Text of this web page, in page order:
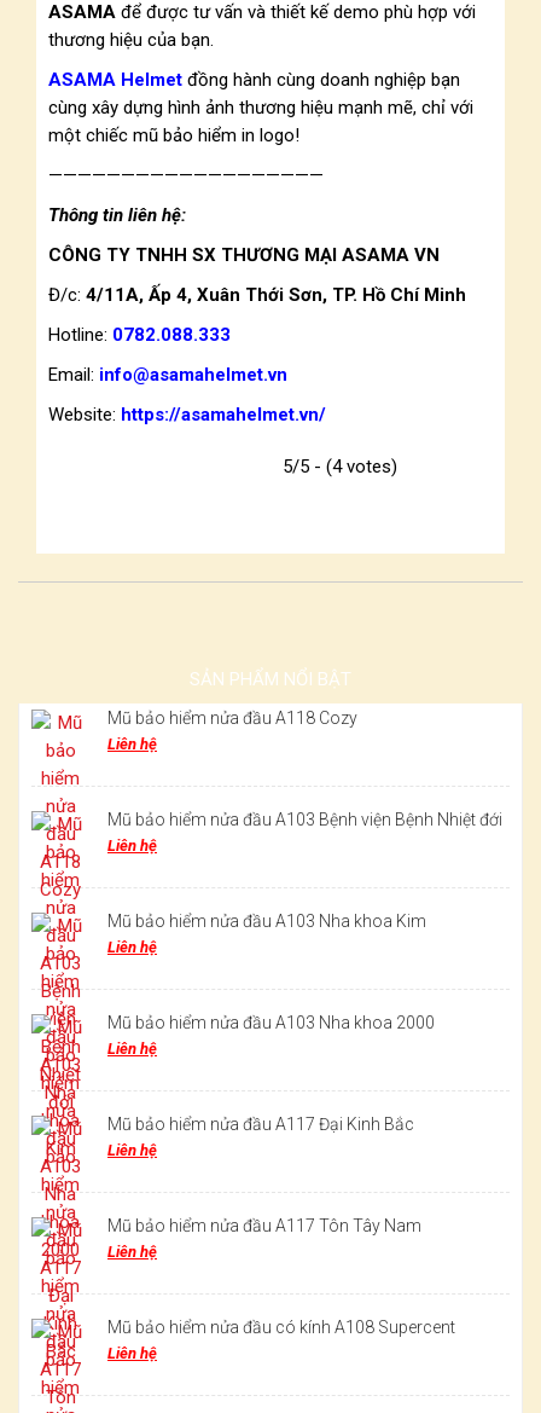
ASAMA để được tư vấn và thiết kế demo phù hợp với
thương hiệu của bạn.
ASAMA Helmet đồng hành cùng doanh nghiệp bạn
cùng xây dựng hình ảnh thương hiệu mạnh mẽ, chỉ với
một chiếc mũ bảo hiểm in logo!
———————————————————
Thông tin liên hệ:
CÔNG TY TNHH SX THƯƠNG MẠI ASAMA VN
Đ/c: 4/11A, Ấp 4, Xuân Thới Sơn, TP. Hồ Chí Minh
Hotline: 0782.088.333
Email: info@asamahelmet.vn
Website: https://asamahelmet.vn/
5/5 - (4 votes)
SẢN PHẨM NỔI BẬT
Mũ bảo hiểm nửa đầu A118 Cozy
Liên hệ
Mũ bảo hiểm nửa đầu A103 Bệnh viện Bệnh Nhiệt đới
Liên hệ
Mũ bảo hiểm nửa đầu A103 Nha khoa Kim
Liên hệ
Mũ bảo hiểm nửa đầu A103 Nha khoa 2000
Liên hệ
Mũ bảo hiểm nửa đầu A117 Đại Kinh Bắc
Liên hệ
Mũ bảo hiểm nửa đầu A117 Tôn Tây Nam
Liên hệ
Mũ bảo hiểm nửa đầu có kính A108 Supercent
Liên hệ